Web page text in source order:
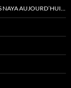
NAYA AUJOURD’HUI…